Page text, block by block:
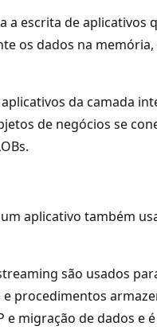
a escrita de aplicativos
os dados na
da camada
de negócios se
aplicativo também
são usados
procedimentos
migração de dados e